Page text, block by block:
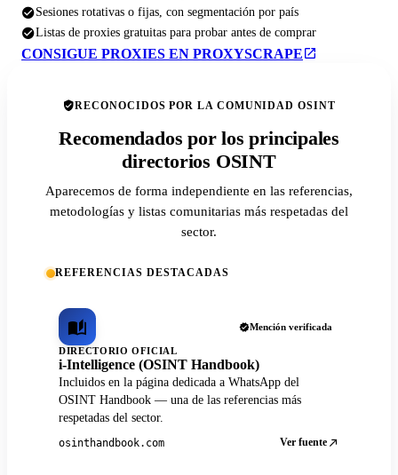
Sesiones rotativas o fijas, con segmentación por país
Listas de proxies gratuitas para probar antes de comprar
CONSIGUE PROXIES EN PROXYSCRAPE
RECONOCIDOS POR LA COMUNIDAD OSINT
Recomendados por los principales
directorios OSINT
Aparecemos de forma independiente en las referencias,
metodologías y listas comunitarias más respetadas del
sector.
REFERENCIAS DESTACADAS
Mención verificada
DIRECTORIO OFICIAL
i-Intelligence (OSINT Handbook)
Incluidos en la página dedicada a WhatsApp del
OSINT Handbook — una de las referencias más
respetadas del sector.
osinthandbook.com Ver fuente